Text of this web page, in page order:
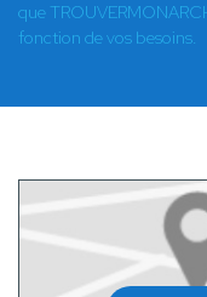
que
fonction de vos besoins.